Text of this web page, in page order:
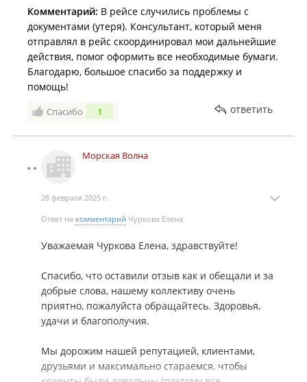
Комментарий: В рейсе случились проблемы с
документами (утеря). Консультант, который меня
отправлял в рейс скоординировал мои дальнейшие
действия, помог оформить все необходимые бумаги.
Благодарю, большое спасибо за поддержку и
помощь!
Спасибо 1 ответить
Морская Волна
28 февраля 2025 г.
Ответ на комментарий Чуркова Елена
Уважаемая Чуркова Елена, здравствуйте!
Спасибо, что оставили отзыв как и обещали и за
добрые слова, нашему коллективу очень
приятно, пожалуйста обращайтесь. Здоровья,
удачи и благополучия.
Мы дорожим нашей репутацией, клиентами,
друзьями и максимально стараемся, чтобы